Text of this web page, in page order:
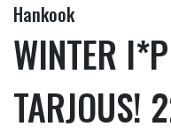
Hankook
WINTER
TARJOUS!